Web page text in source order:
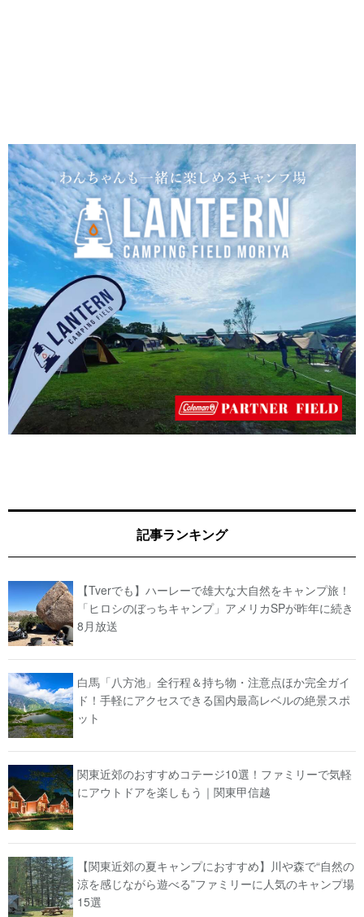
記事ランキング
【Tverでも】ハーレーで雄大な大自然をキャンプ旅！
「ヒロシのぼっちキャンプ」アメリカSPが昨年に続き
8月放送
白馬「八方池」全行程＆持ち物・注意点ほか完全ガイ
ド！手軽にアクセスできる国内最高レベルの絶景スポ
ット
関東近郊のおすすめコテージ10選！ファミリーで気軽
にアウトドアを楽しもう｜関東甲信越
【関東近郊の夏キャンプにおすすめ】川や森で“自然の
涼を感じながら遊べる”ファミリーに人気のキャンプ場
15選